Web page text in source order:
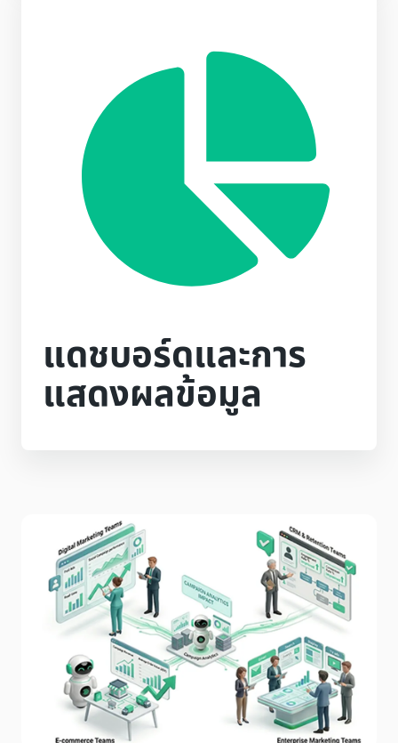
แดชบอร์ดและการ
แสดงผลข้อมูล